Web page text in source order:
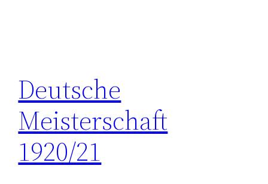
Deutsche
Meisterschaft
1920/21